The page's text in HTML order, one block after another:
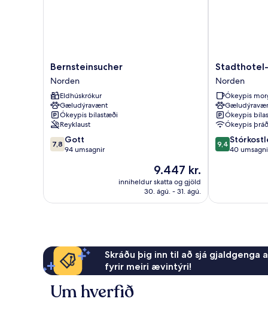
Bernsteinsucher
Norden
Bernsteinsucher
Norden
Eldhúskrókur
Gæludýravænt
Ókeypis bílastæði
Reyklaust
7.8
af
7,8 Gott
94 umsagnir
Verðið
er
9.447 kr.
9.447 kr.
inniheldur skatta og gjöld
30. ágú. - 31. ágú.
Stadthotel-
Garni
Smutje
Norden
Norden
Ókeypis
Ókeypis
Ókeypis
9.4
af
9,4
40
Skráðu þig inn til að sjá
fyrir meiri ævintýri!
Um hverfið